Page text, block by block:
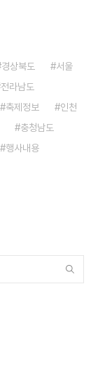
경상북도
서울
전라남도
축제정보
인천
충청남도
행사내용